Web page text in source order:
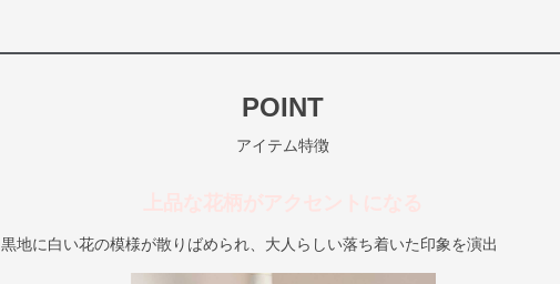
POINT
アイテム特徴
黒地に白い花の模様が散りばめられ、大人らしい落ち着いた印象を演出